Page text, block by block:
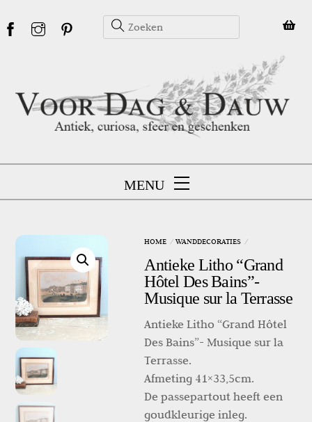
to
MENU
HOME WANDDECORATIES
Antieke Litho “Grand
Hôtel Des Bains”-
Musique sur la Terrasse
Antieke Litho “Grand Hôtel
Des Bains”- Musique sur la
Terrasse.
Afmeting 41×33,5cm.
De passepartout heeft een
goudkleurige inleg.